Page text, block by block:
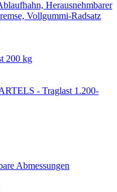
200 kg
- Traglast 1.200-
Abmessungen